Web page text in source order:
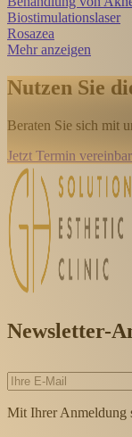
Biostimulationslaser
Rosazea
Mehr anzeigen
Nutzen Sie
Beraten Sie sich mit
Jetzt Termin
Newsletter-
Mit Ihrer Anmeldung